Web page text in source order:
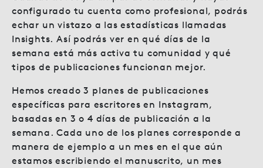
configurado tu cuenta como profesional, podrás
echar un vistazo a las estadísticas llamadas
Insights. Así podrás ver en qué días de la
semana está más activa tu comunidad y qué
tipos de publicaciones funcionan mejor.
Hemos creado 3 planes de publicaciones
específicas para escritores en Instagram,
basadas en 3 o 4 días de publicación a la
semana. Cada uno de los planes corresponde a
manera de ejemplo a un mes en el que aún
estamos escribiendo el manuscrito, un mes